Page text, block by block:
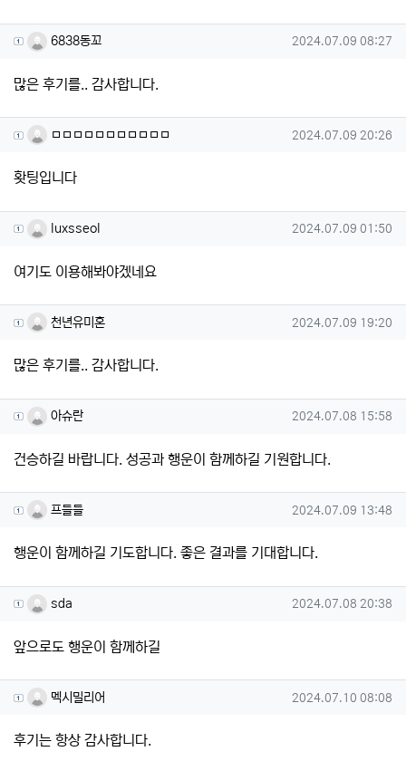
6838동꼬님의 댓글
6838동꼬 작성일
2024.07.09 08:27
많은 후기를.. 감사합니다.
ㅁㅁㅁㅁㅁㅁㅁㅁㅁㅁㅁ님의 댓글
ㅁㅁㅁㅁㅁㅁㅁㅁㅁㅁㅁ 작성일
2024.07.09 20:26
홧팅입니다
luxsseol님의 댓글
luxsseol 작성일
2024.07.09 01:50
여기도 이용해봐야겠네요
천년유미혼님의 댓글
천년유미혼 작성일
2024.07.09 19:20
많은 후기를.. 감사합니다.
아슈란님의 댓글
아슈란 작성일
2024.07.08 15:58
건승하길 바랍니다. 성공과 행운이 함께하길 기원합니다.
프들들님의 댓글
프들들 작성일
2024.07.09 13:48
행운이 함께하길 기도합니다. 좋은 결과를 기대합니다.
sda님의 댓글
sda 작성일
2024.07.08 20:38
앞으로도 행운이 함께하길
멕시밀리어님의 댓글
멕시밀리어 작성일
2024.07.10 08:08
후기는 항상 감사합니다.